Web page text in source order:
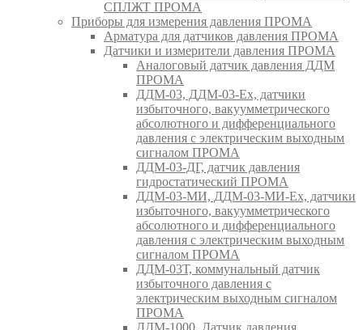
СПЛЖТ ПРОМА
Приборы для измерения давления ПРОМА
Арматура для датчиков давления ПРОМА
Датчики и измерители давления ПРОМА
Аналоговый датчик давления ДДМ
ПРОМА
ДДМ-03, ДДМ-03-Ех, датчики
избыточного, вакуумметрического
абсолютного и дифференциального
давления с электрическим выходным
сигналом ПРОМА
ДДМ-03-ДГ, датчик давления
гидростатический ПРОМА
ДДМ-03-МИ, ДДМ-03-МИ-Ех, датчики
избыточного, вакуумметрического
абсолютного и дифференциального
давления с электрическим выходным
сигналом ПРОМА
ДДМ-03Т, коммунальный датчик
избыточного давления с
электрическим выходным сигналом
ПРОМА